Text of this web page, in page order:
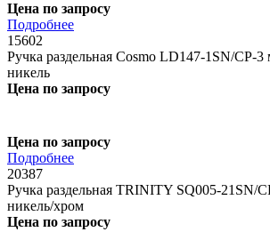
Цена по запросу
Подробнее
15602
Ручка раздельная Cosmo LD147-1SN/CP-
никель
Цена по запросу
Цена по запросу
Подробнее
20387
Ручка раздельная TRINITY SQ005-21SN/
никель/хром
Цена по запросу